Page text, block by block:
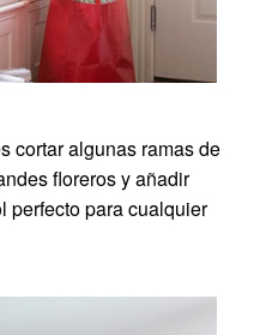
cortar algunas ramas de
floreros y añadir
perfecto para cualquier